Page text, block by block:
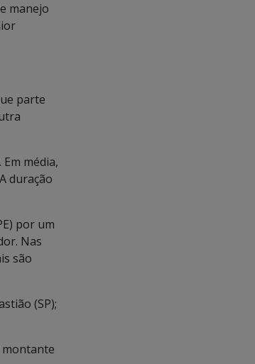
manejo
parte
média,
duração
por um
Nas
são
(SP);
montante